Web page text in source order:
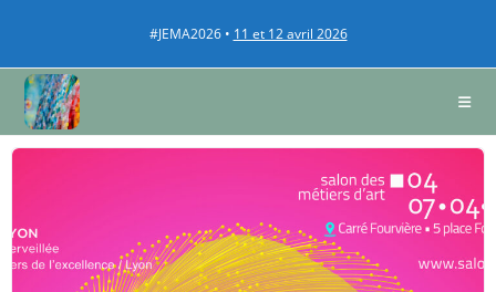
#JEMA2026 • 11 et 12 avril 2026